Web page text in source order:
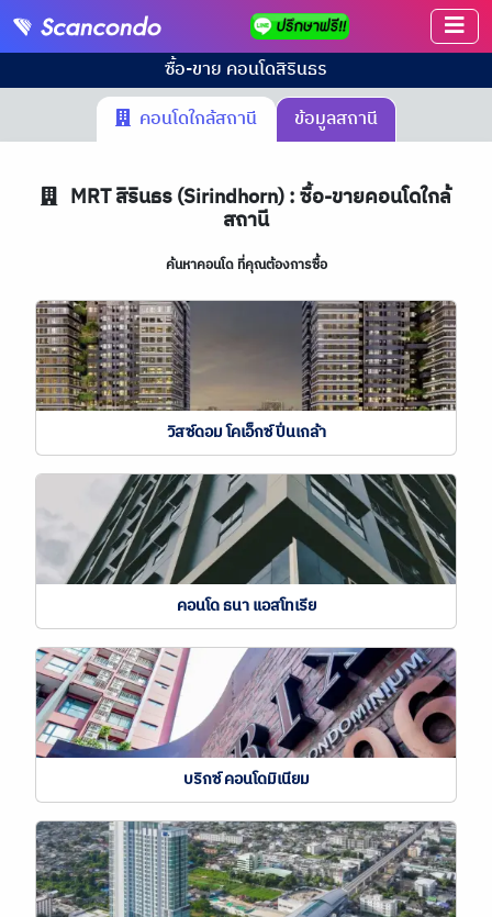
ซื้อ-ขาย คอนโดสิรินธร
คอนโดใกล้สถานี
ข้อมูลสถานี
MRTสิรินธร (Sirindhorn) : ซื้อ-ขายคอนโดใกล้
สถานี
ค้นหาคอนโด ที่คุณต้องการซื้อ
วิสซ์ดอม โคเอ็กซ์ ปิ่นเกล้า
คอนโด ธนา แอสโทเรีย
บริกซ์ คอนโดมิเนียม